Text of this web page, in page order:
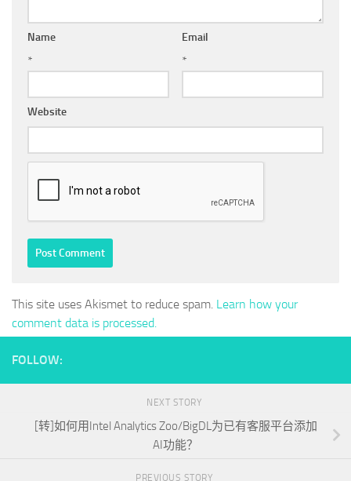
Name
*
Email
*
Website
This site uses Akismet to reduce spam. Learn how your
comment data is processed.
FOLLOW:
NEXT STORY
[转]如何用Intel Analytics Zoo/BigDL为已有客服平台添加
AI功能？
PREVIOUS STORY